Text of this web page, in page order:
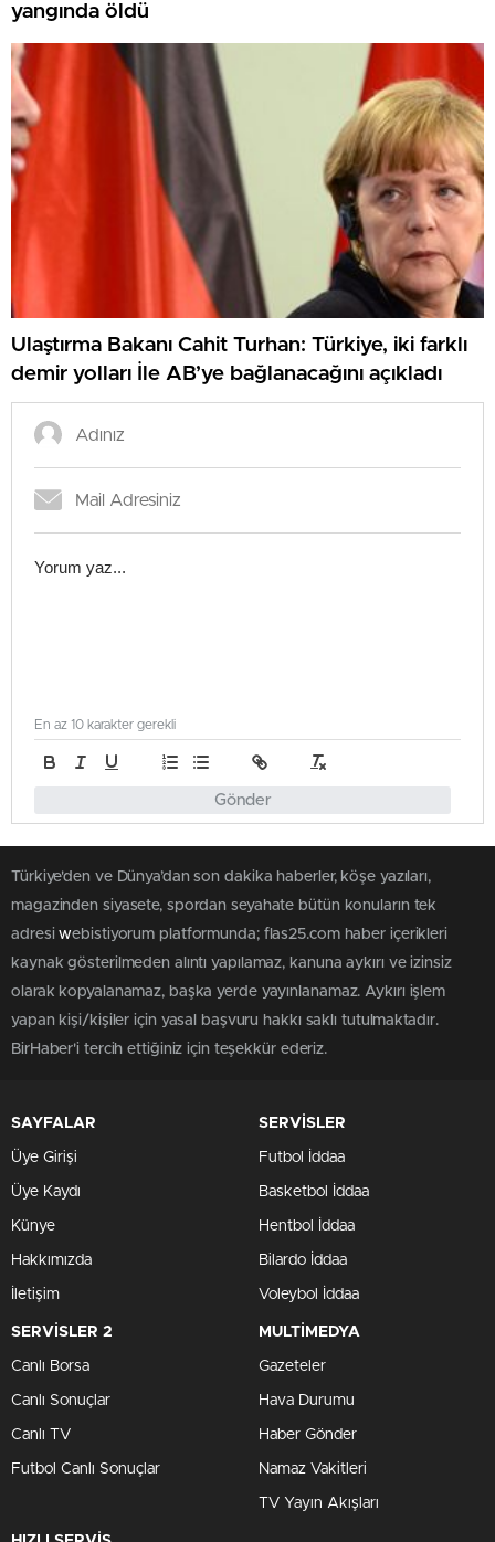
yangında öldü
Ulaştırma Bakanı Cahit Turhan: Türkiye, iki farklı
demir yolları İle AB’ye bağlanacağını açıkladı
Gönder
En az 10 karakter gerekli
Türkiye'den ve Dünya’dan son dakika haberler, köşe yazıları,
magazinden siyasete, spordan seyahate bütün konuların tek
adresiwebistiyorum platformunda; flas25.com haber içerikleri
kaynak gösterilmeden alıntı yapılamaz, kanuna aykırı ve izinsiz
olarak kopyalanamaz, başka yerde yayınlanamaz. Aykırı işlem
yapan kişi/kişiler için yasal başvuru hakkı saklı tutulmaktadır.
BirHaber'i tercih ettiğiniz için teşekkür ederiz.
SAYFALAR
Üye Girişi
Üye Kaydı
Künye
Hakkımızda
İletişim
SERVİSLER
Futbol İddaa
Basketbol İddaa
Hentbol İddaa
Bilardo İddaa
Voleybol İddaa
SERVİSLER 2
Canlı Borsa
Canlı Sonuçlar
Canlı TV
Futbol Canlı Sonuçlar
MULTİMEDYA
Gazeteler
Hava Durumu
Haber Gönder
Namaz Vakitleri
TV Yayın Akışları